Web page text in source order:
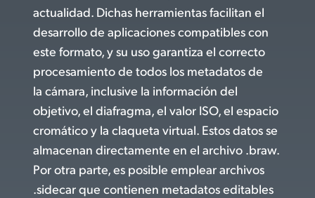
actualidad. Dichas herramientas facilitan el
desarrollo de aplicaciones compatibles con
este formato, y su uso garantiza el correcto
procesamiento de todos los metadatos de
la cámara, inclusive la información del
objetivo, el diafragma, el valor ISO, el espacio
cromático y la claqueta virtual. Estos datos se
almacenan directamente en el archivo .braw.
Por otra parte,es posible emplear archivos
.sidecar que contienen metadatos editables